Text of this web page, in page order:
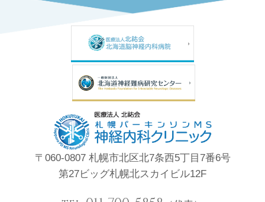
〒060-0807 札幌市北区北7条西5丁目7番6号
第27ビッグ札幌北スカイビル12F